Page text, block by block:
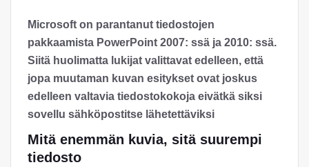
Microsoft on parantanut tiedostojen
pakkaamista PowerPoint 2007: ssä ja 2010: ssä.
Siitä huolimatta lukijat valittavat edelleen, että
jopa muutaman kuvan esitykset ovat joskus
edelleen valtavia tiedostokokoja eivätkä siksi
sovellu sähköpostitse lähetettäviksi
Mitä enemmän kuvia, sitä suurempi
tiedosto